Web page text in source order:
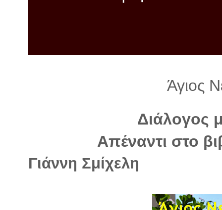
Άγιος
Διάλογος
Απέναντι στο
Γιάννη Σμίχελη